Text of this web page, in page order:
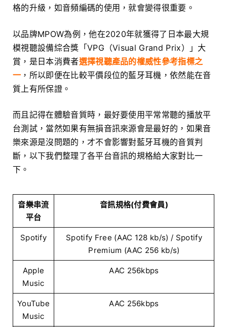
格的升級，如音頻編碼的使用，就會變得很重要。
以品牌MPOW為例，他在2020年就獲得了日本最大規
模視聽設備綜合獎「VPG（Visual Grand Prix）」大
賞，是日本消費者選擇視聽產品的權威性參考指標之
一 ，所以即便在比較平價段位的藍牙耳機，依然能在音
質上有所保證。
而且記得在體驗音質時，最好要使用平常常聽的播放平
台測試，當然如果有無損音訊來源會是最好的，如果音
樂來源是沒問題的，才不會影響對藍牙耳機的音質判
斷，以下我們整理了各平台音訊的規格給大家對比一
下。
音樂串流
平台
音訊規格(付費會員)
Spotify
Spotify Free (AAC 128 kb/s) / Spotify
Premium (AAC 256 kb/s)
Apple
Music
AAC 256kbps
YouTube
Music
AAC 256kbps